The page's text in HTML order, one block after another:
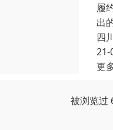
履
出
四
21-
更
被浏览过